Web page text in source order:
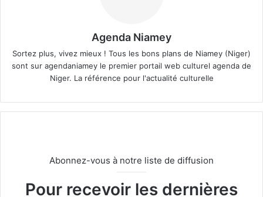
Agenda Niamey
Sortez plus, vivez mieux ! Tous les bons plans de Niamey (Niger)
sont sur agendaniamey le premier portail web culturel agenda de
Niger. La référence pour l'actualité culturelle
Abonnez-vous à notre liste de diffusion
Pour recevoir les dernières